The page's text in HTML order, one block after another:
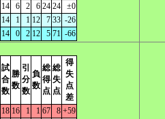
14 6 2 6 24 24
±0
14 1 1 12 7 33 -26
14 0 2 12 5 71 -66
試
合
数
勝
数
引
分
数
負
数
総
得
点
総
失
点
得
失
点
差
18 16 1 1 67 8 +59